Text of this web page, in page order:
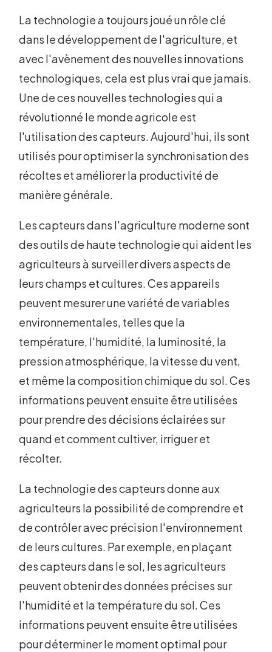
La technologie a toujours joué un rôle clé
dans le développement de l'agriculture, et
avec l'avènement des nouvelles innovations
technologiques, cela est plus vrai que jamais.
Une de ces nouvelles technologies qui a
révolutionné le monde agricole est
l'utilisation des capteurs. Aujourd'hui, ils sont
utilisés pour optimiser la synchronisation des
récoltes et améliorer la productivité de
manière générale.
Les capteurs dans l'agriculture moderne sont
des outils de haute technologie qui aident les
agriculteurs à surveiller divers aspects de
leurs champs et cultures. Ces appareils
peuvent mesurer une variété de variables
environnementales, telles que la
température, l'humidité, la luminosité, la
pression atmosphérique, la vitesse du vent,
et même la composition chimique du sol. Ces
informations peuvent ensuite être utilisées
pour prendre des décisions éclairées sur
quand et comment cultiver, irriguer et
récolter.
La technologie des capteurs donne aux
agriculteurs la possibilité de comprendre et
de contrôler avec précision l'environnement
de leurs cultures. Par exemple, en plaçant
des capteurs dans le sol, les agriculteurs
peuvent obtenir des données précises sur
l'humidité et la température du sol. Ces
informations peuvent ensuite être utilisées
pour déterminer le moment optimal pour